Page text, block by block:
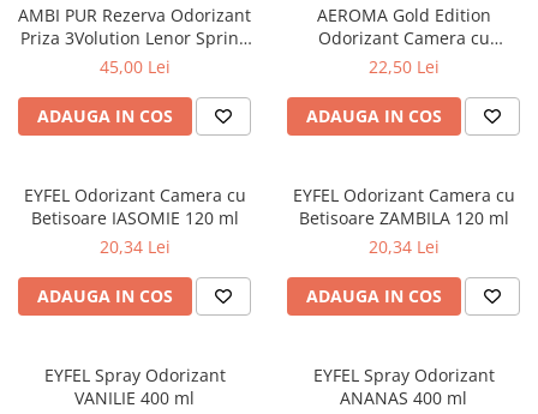
Vopsea de par
Servetele Umede & Uscate
Ingrijire copii
Cosmetice copii
Baie
Lumanari Parfumate
Deodorante & Parfumuri
Parfumuri
AMBI PUR Rezerva Odorizant
Priza 3Volution Lenor Spring
Awakening 2x20 ml
45,00 Lei
ADAUGA IN COS
AEROMA Gold Edition
Odorizant Camera cu
Betisoare Rouge Olfactif 125
22,50 Lei
ADAUGA IN COS
EYFEL Odorizant Camera cu
Betisoare IASOMIE 120 ml
20,34 Lei
ADAUGA IN COS
EYFEL Odorizant Camera cu
Betisoare ZAMBILA 120 ml
20,34 Lei
ADAUGA IN COS
EYFEL Spray Odorizant
VANILIE 400 ml
EYFEL Spray Odorizant
ANANAS 400 ml